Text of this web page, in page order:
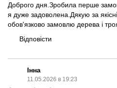
Доброго дня.Зробила перше
я дуже задоволена.Дякую за
обов'язково замовлю дерева і
Відповісти
Інна
11.05.2026 в 19:23